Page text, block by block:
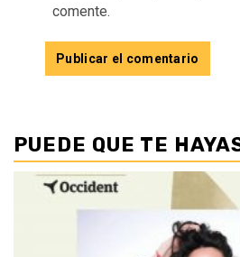
comente.
PUEDE QUE TE